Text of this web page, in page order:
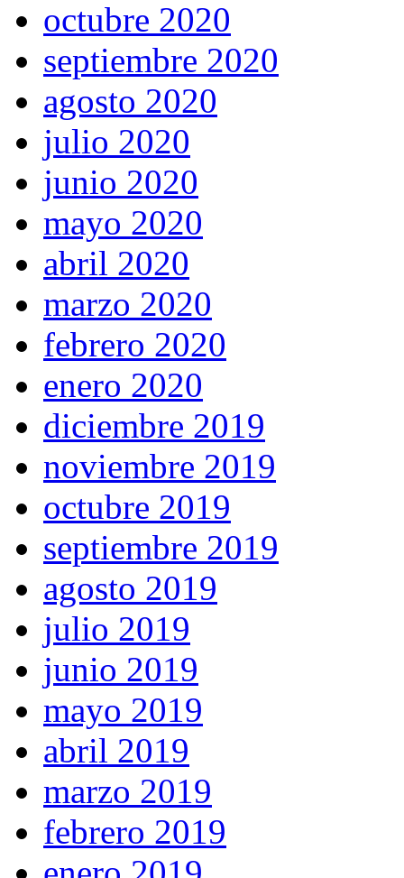
octubre 2020
septiembre 2020
agosto 2020
julio 2020
junio 2020
mayo 2020
abril 2020
marzo 2020
febrero 2020
enero 2020
diciembre 2019
noviembre 2019
octubre 2019
septiembre 2019
agosto 2019
julio 2019
junio 2019
mayo 2019
abril 2019
marzo 2019
febrero 2019